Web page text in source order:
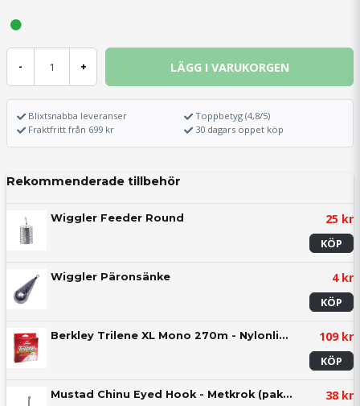
- + LÄGG I VARUKORGEN
Blixtsnabba leveranser
Fraktfritt från 699 kr
Toppbetyg (4,8/5)
30 dagars öppet köp
Rekommenderade tillbehör
Wiggler Feeder Round 25 kr
KÖP
Wiggler Päronsänke 4 kr
KÖP
Berkley Trilene XL Mono 270m - Nylonlina 109 kr
KÖP
Mustad Chinu Eyed Hook - Metkrok (paket) 38 kr